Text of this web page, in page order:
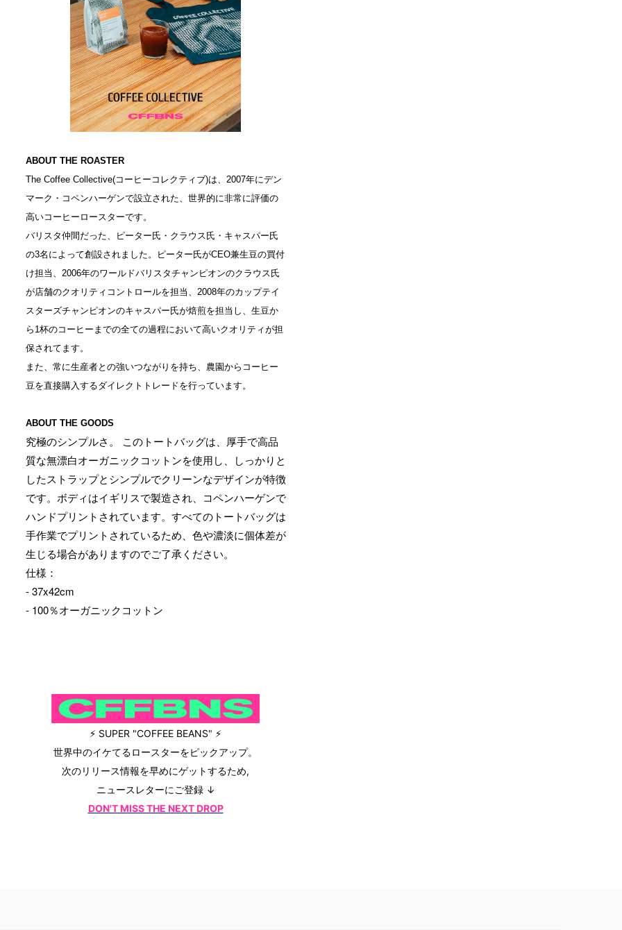
ABOUT THE ROASTER
The Coffee Collective(コーヒーコレクティブ)は、2007年にデン
マーク・コペンハーゲンで設立された、世界的に非常に評価の
高いコーヒーロースターです。
バリスタ仲間だった、ピーター氏・クラウス氏・キャスパー氏
の3名によって創設されました。ピーター氏がCEO兼生豆の買付
け担当、2006年のワールドバリスタチャンピオンのクラウス氏
が店舗のクオリティコントロールを担当、2008年のカップテイ
スターズチャンピオンのキャスパー氏が焙煎を担当し、生豆か
ら1杯のコーヒーまでの全ての過程において高いクオリティが担
保されてます。
また、常に生産者との強いつながりを持ち、農園からコーヒー
豆を直接購入するダイレクトトレードを行っています。
ABOUT THE GOODS
究極のシンプルさ。 このトートバッグは、厚手で高品
質な無漂白オーガニックコットンを使用し、しっかりと
したストラップとシンプルでクリーンなデザインが特徴
です。ボディはイギリスで製造され、コペンハーゲンで
ハンドプリントされています。すべてのトートバッグは
手作業でプリントされているため、色や濃淡に個体差が
生じる場合がありますのでご了承ください。
仕様：
- 37x42cm
- 100％オーガニックコットン
⚡ SUPER "COFFEE BEANS" ⚡
世界中のイケてるロースターをピックアップ。
次のリリース情報を早めにゲットするため,
ニュースレターにご登録 ↓
DON'T MISS THE NEXT DROP